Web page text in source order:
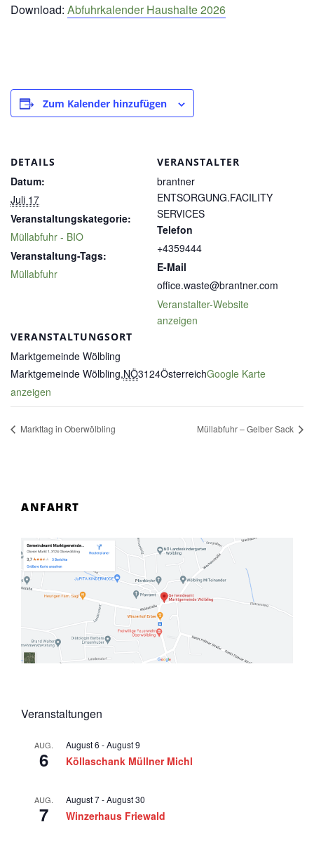
Download: Abfuhrkalender Haushalte 2026
Zum Kalender hinzufügen
DETAILS
Datum:
Juli 17
Veranstaltungskategorie:
Müllabfuhr - BIO
Veranstaltung-Tags:
Müllabfuhr
VERANSTALTUNGSORT
Marktgemeinde Wölbling
Marktgemeinde Wölbling,NÖ3124ÖsterreichGoogle Karte
anzeigen
VERANSTALTER
brantner
ENTSORGUNG.FACILITY
SERVICES
Telefon
+4359444
E-Mail
office.waste@brantner.com
Veranstalter-Website
anzeigen
Markttag in Oberwölbling Müllabfuhr – Gelber Sack
ANFAHRT
Veranstaltungen
AUG.
6
August 6 -August 9
Köllaschank Müllner Michl
AUG.
7
August 7-August 30
Winzerhaus Friewald